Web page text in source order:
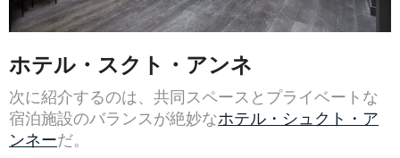
ホテル・スクト・アンネ
次に紹介するのは、共同スペースとプライベートな
宿泊施設のバランスが絶妙なホテル・シュクト・ア
ンネーだ。